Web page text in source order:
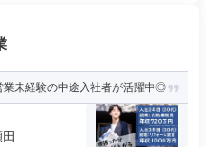
業未経験の中途入社者が活躍中◎